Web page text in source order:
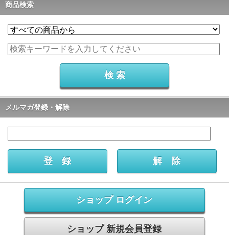
商品検索
メルマガ登録・解除
ショップ ログイン
ショップ 新規会員登録